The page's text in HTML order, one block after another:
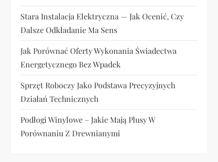
p
i
s
u
Stara Instalacja Elektryczna — Jak Ocenić, Czy
Dalsze Odkładanie Ma Sens
Jak Porównać Oferty Wykonania Świadectwa
Energetycznego Bez Wpadek
Sprzęt Roboczy Jako Podstawa Precyzyjnych
Działań Technicznych
Podłogi Winylowe – Jakie Mają Plusy W
Porównaniu Z Drewnianymi